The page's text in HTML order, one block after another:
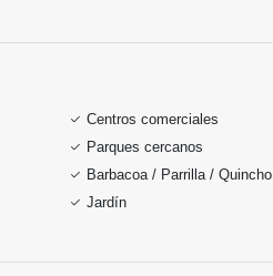
Centros comerciales
Parques cercanos
Barbacoa / Parrilla / Quincho
Jardín